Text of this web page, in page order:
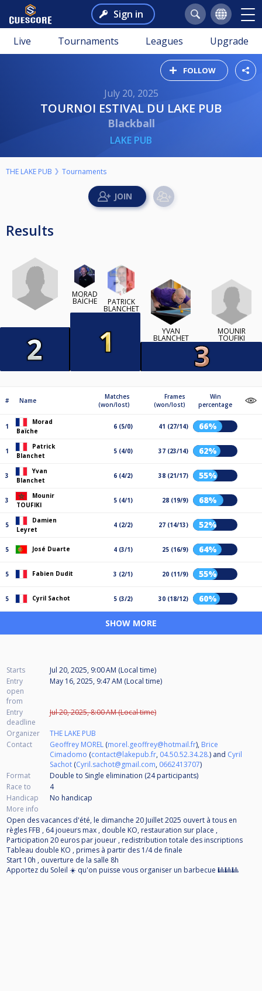
Sign in
Live Tournaments Leagues Upgrade
FOLLOW
July 20, 2025
TOURNOI ESTIVAL DU LAKE PUB
Blackball
LAKE PUB
THE LAKE PUB Tournaments
Results
MORAD
BAÏCHE PATRICK
BLANCHET
YVAN
BLANCHET
MOUNIR
TOUFIKI
# Name
Matches
(won/lost)
Frames
(won/lost)
Win
percentage
1
Morad
Baïche
6 (5/0) 41 (27/14) 66%
1
Patrick
Blanchet
5 (4/0) 37 (23/14) 62%
3
Yvan
Blanchet
6 (4/2) 38 (21/17) 55%
3
Mounir
TOUFIKI
5 (4/1) 28 (19/9) 68%
5
Damien
Leyret
4 (2/2) 27 (14/13) 52%
5 José Duarte 4 (3/1) 25 (16/9) 64%
5 Fabien Dudit 3 (2/1) 20 (11/9) 55%
5 Cyril Sachot 5 (3/2) 30 (18/12) 60%
SHOW MORE
Starts
Jul 20, 2025, 9:00 AM (Local time)
Entry
open
from
May 16, 2025, 9:47 AM (Local time)
Entry
deadline
Jul 20, 2025, 8:00 AM (Local time)
Organizer
THE LAKE PUB
Contact
Geoffrey MOREL (morel.geoffrey@hotmail.fr), Brice
Cimadomo (contact@lakepub.fr, 04.50.52.34.28.) and Cyril
Sachot (Cyril.sachot@gmail.com, 0662413707)
Format
Double to Single elimination (24participants)
Race to
4
Handicap
No handicap
More info
Open des vacances d'été, le dimanche 20 Juillet 2025 ouvert à tous en
règles FFB , 64 joueurs max , double KO, restauration sur place ,
Participation 20 euros par joueur , redistribution totale des inscriptions
Tableau double KO , primes à partir des 1/4 de finale
Start 10h , ouverture de la salle 8h
Apportez du Soleil ☀️ qu'on puisse vous organiser un barbecue 🎱🎱🎱